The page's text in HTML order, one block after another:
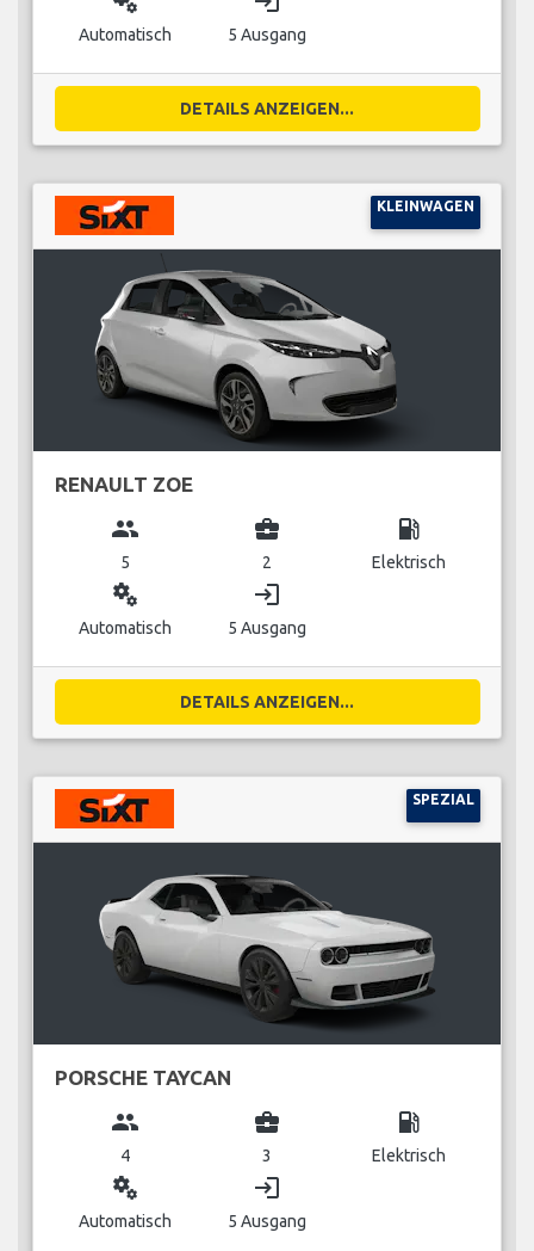
Automatisch 5 Ausgang
DETAILS ANZEIGEN...
KLEINWAGEN
RENAULT ZOE
group
5
business_center
2
local_gas_station
Elektrisch
miscellaneous_services
Automatisch
login
5 Ausgang
DETAILS ANZEIGEN...
SPEZIAL
PORSCHE TAYCAN
group
4
business_center
3
local_gas_station
Elektrisch
miscellaneous_services
Automatisch
login
5 Ausgang